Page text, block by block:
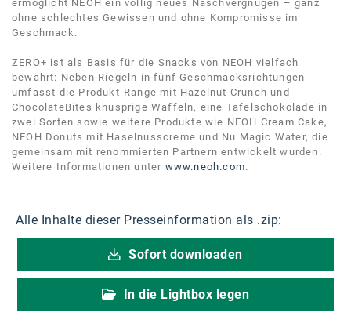
Kontakt
ermöglicht NEOH ein völlig neues Naschvergnügen – ganz
ohne schlechtes Gewissen und ohne Kompromisse im
Geschmack.
ZERO+ ist als Basis für die Snacks von NEOH vielfach
bewährt: Neben Riegeln in fünf Geschmacksrichtungen
umfasst die Produkt-Range mit Hazelnut Crunch und
ChocolateBites knusprige Waffeln, eine Tafelschokolade in
zwei Sorten sowie weitere Produkte wie NEOH Cream Cake,
NEOH Donuts mit Haselnusscreme und Nu Magic Water, die
gemeinsam mit renommierten Partnern entwickelt wurden.
Weitere Informationen unter www.neoh.com.
Alle Inhalte dieser Presseinformation als .zip:
Sofort downloaden
In die Lightbox legen